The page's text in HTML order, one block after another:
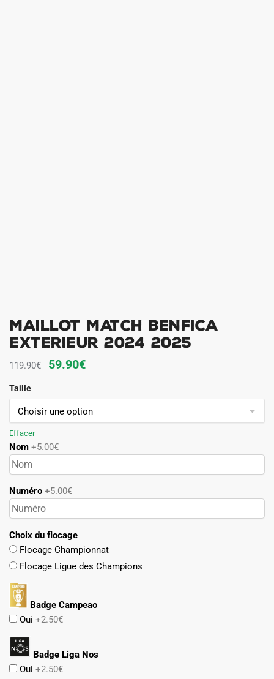
Maillot Match Benfica
Exterieur 2024 2025
119.90€
Le
initial
était :
59.90€Le
actuel
est :
Taille
Effacer
Nom +5.00€
Numéro +5.00€
Choix du flocage
Flocage Championnat
Flocage Ligue des Champions
Badge Campeao
Oui +2.50€
Badge Liga Nos
Oui +2.50€